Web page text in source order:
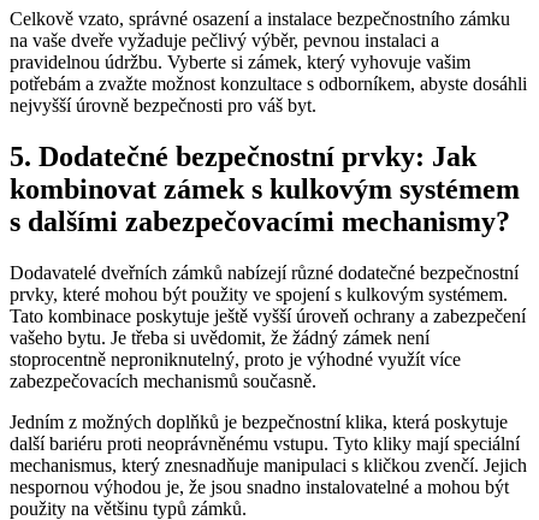
Celkově vzato, správné osazení a instalace bezpečnostního ⁤zámku
na vaše dveře vyžaduje pečlivý výběr, pevnou‌ instalaci​ a
pravidelnou údržbu.‌ Vyberte‍ si zámek, který vyhovuje vašim
potřebám a zvažte ⁤možnost​ konzultace s⁤ odborníkem,⁢ abyste dosáhli
nejvyšší ‌úrovně bezpečnosti pro váš byt.
5. Dodatečné bezpečnostní prvky: Jak
kombinovat zámek s kulkovým systémem
⁣s dalšími​ zabezpečovacími mechanismy?
Dodavatelé dveřních zámků ⁣nabízejí různé dodatečné ⁣bezpečnostní
prvky, které mohou být použity ve spojení s kulkovým systémem.
Tato kombinace poskytuje ještě vyšší úroveň ochrany a zabezpečení
vašeho bytu. Je třeba si uvědomit, že ‌žádný zámek není
stoprocentně neproniknutelný,​ proto je výhodné využít více
zabezpečovacích ⁤mechanismů současně.
Jedním z možných ⁤doplňků​ je bezpečnostní klika, která poskytuje
další bariéru ⁤proti neoprávněnému vstupu. Tyto kliky mají speciální
⁣mechanismus, ‌který znesnadňuje ⁢manipulaci s kličkou zvenčí. Jejich
nespornou výhodou je, že jsou snadno instalovatelné a mohou ⁤být
použity na většinu typů zámků.